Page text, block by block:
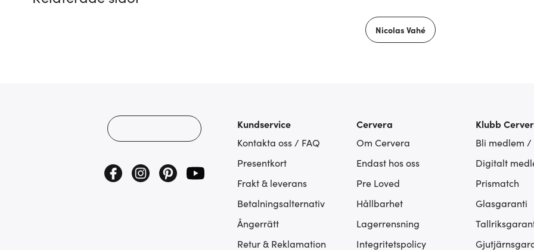
Nicolas Vahé
Kundservice
Kontakta oss / FAQ
Presentkort
Frakt & leverans
Betalningsalternativ
Ångerrätt
Retur & Reklamation
Cervera
Om Cervera
Endast hos oss
Pre Loved
Hållbarhet
Lagerrensning
Integritetspolicy
Klubb
Bli medlem /
Digitalt
Prismatch
Glasgaranti